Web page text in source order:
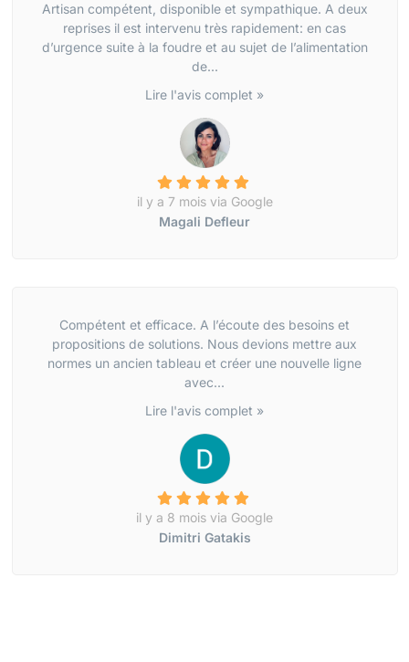
Artisan compétent, disponible et sympathique. A deux
reprises il est intervenu très rapidement: en cas
d’urgence suite à la foudre et au sujet de l’alimentation
de...
Lire l'avis complet »
il y a 7 mois via Google
Magali Defleur
Compétent et efficace. A l’écoute des besoins et
propositions de solutions. Nous devions mettre aux
normes un ancien tableau et créer une nouvelle ligne
avec...
Lire l'avis complet »
il y a 8 mois via Google
Dimitri Gatakis